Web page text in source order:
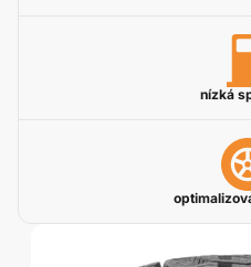
nízká